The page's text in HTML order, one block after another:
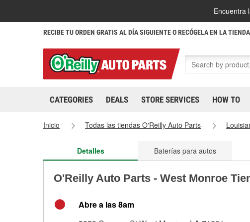
Encuentra
RECIBE TU ORDEN GRATIS AL DÍA SIGUIENTE O RECÓGELA EN LA TIENDA
CATEGORIES DEALS STORE SERVICES HOW TO
Inicio Todas las tiendas O'Reilly Auto Parts
Detalles Baterías para autos
O'Reilly Auto Parts - West Monroe
Abre a las 8am